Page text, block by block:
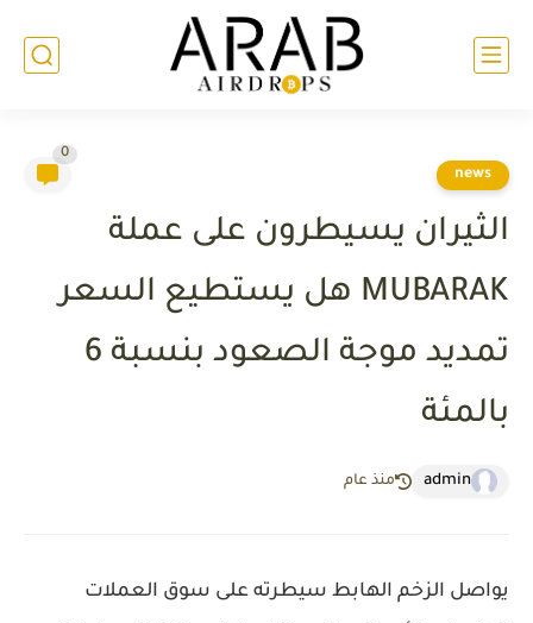
news
0
الثيران يسيطرون على عملة
MUBARAK هل يستطيع السعر
تمديد موجة الصعود بنسبة 6
بالمئة
admin منذ عام
يواصل الزخم الهابط سيطرته على سوق العملات